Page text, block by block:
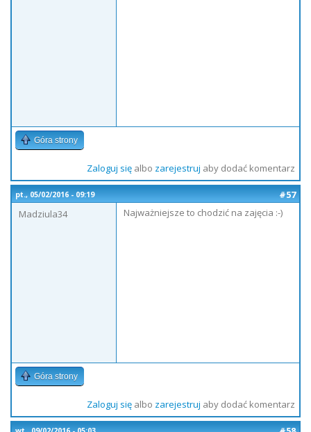
Góra strony
Zaloguj sięalbo zarejestruj aby dodać komentarz
pt., 05/02/2016 - 09:19
#57
Madziula34
Najważniejsze to chodzić na zajęcia :-)
Góra strony
Zaloguj sięalbo zarejestruj aby dodać komentarz